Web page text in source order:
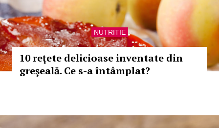
NUTRITIE
10 reţete delicioase inventate din
greşeală. Ce s-a întâmplat?